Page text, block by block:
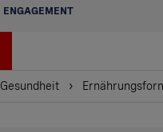
ENGAGEMENT
Gesundheit